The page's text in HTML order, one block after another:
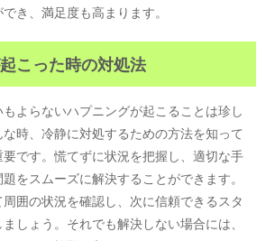
き、満足度も高まります。
こった時の対処法
よらないハプニングが起こることは珍し
時、冷静に対処するための方法を知って
です。慌てずに状況を把握し、適切な手
をスムーズに解決することができます。
囲の状況を確認し、次に信頼できるスタ
しょう。それでも解決しない場合には、